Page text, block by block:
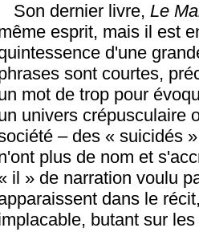
Son dernier livre, Le
esprit, mais il est
d'une
sont courtes,
mot de trop pour
univers crépusculaire
– des « suicidés
plus de nom et
il » de narration voulu
dans le
butant sur